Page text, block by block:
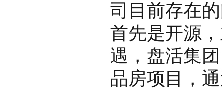
司目前存在
首先是开源
遇，盘活集
品房项目，